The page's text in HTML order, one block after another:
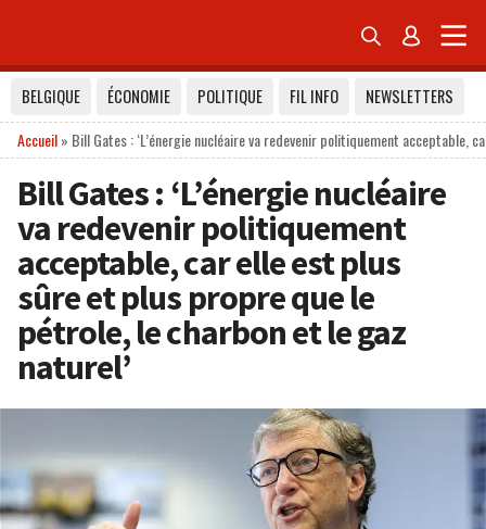
 
BELGIQUE ÉCONOMIE POLITIQUE FIL INFO
NEWSLETTERS
Accueil» Bill Gates : ‘L’énergie nucléaire va redevenir politiquement
Bill Gates : ‘L’énergie nucléaire
va redevenir politiquement
acceptable, car elle est plus
sûre et plus propre que le
pétrole, le charbon et le gaz
naturel’